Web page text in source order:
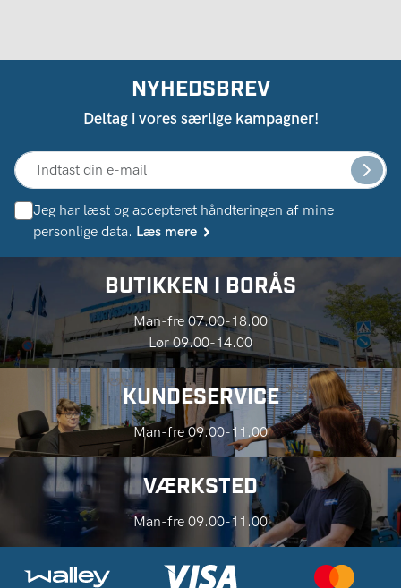
NYHEDSBREV
Deltag i vores særlige kampagner!
Jeg har læst og accepteret håndteringen af ​​mine
personlige data. Læs mere
BUTIKKEN I BORÅS
Man-fre 07.00-18.00
Lør 09.00-14.00
KUNDESERVICE
Man-fre 09.00-11.00
VÆRKSTED
Man-fre 09.00-11.00